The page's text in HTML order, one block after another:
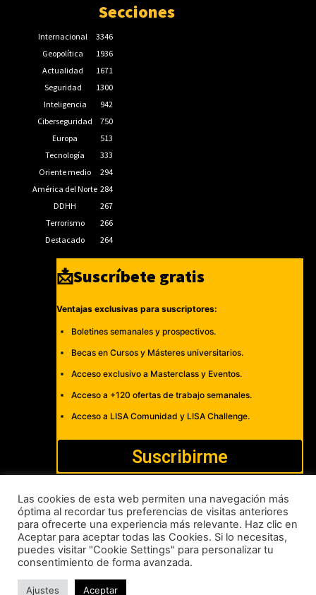
Secciones
Internacional
3346
Geopolítica
1936
Actualidad
1671
Seguridad
1300
Inteligencia
942
Ciberseguridad
750
Europa
513
Tecnología
333
Oriente medio
294
América del Norte 284
DDHH
267
Terrorismo
266
Destacado
264
📩Suscríbete gratis
Ventajas exclusivas para suscriptores:
Boletines semanales y prospectivos.
Becas en Cursos y Másteres universitarios.
Acceso exclusivo a Masterclass y Eventos.
Acceso a +120 ofertas de trabajo semanales.
Acceso a LISA Comunidad y LISA Challenge.
Suscribirme
Cómo publicar Anúnciate Política de Privacidad y Cookies
Aviso legal Contacto
LISA News©. Creative Commons BY-NC-ND.
Las cookies de esta web permiten una navegación más
óptima al recordar tus preferencias de visitas anteriores
para ofrecerte una experiencia más relevante. Haz clic en
Aceptar para aceptar todas las Cookies. Si lo necesitas,
puedes visitar "Cookie Settings" para personalizar tu
consentimiento de forma avanzada.
Ajustes Aceptar